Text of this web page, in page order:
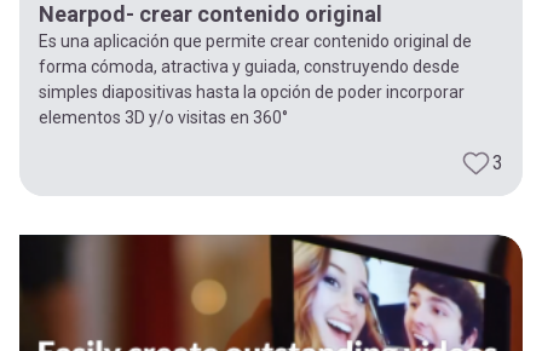
entrar
mi
cuenta
Nearpod- crear contenido original
Es una aplicación que permite crear contenido original de
forma cómoda, atractiva y guiada, construyendo desde
simples diapositivas hasta la opción de poder incorporar
elementos 3D y/o visitas en 360°
3